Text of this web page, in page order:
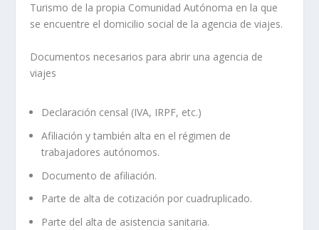
Turismo de la propia Comunidad Autónoma en la que
se encuentre el domicilio social de la agencia de viajes.
Documentos necesarios para abrir una agencia de
viajes
Declaración censal (IVA, IRPF, etc.)
Afiliación y también alta en el régimen de
trabajadores autónomos.
Documento de afiliación.
Parte de alta de cotización por cuadruplicado.
Parte del alta de asistencia sanitaria.